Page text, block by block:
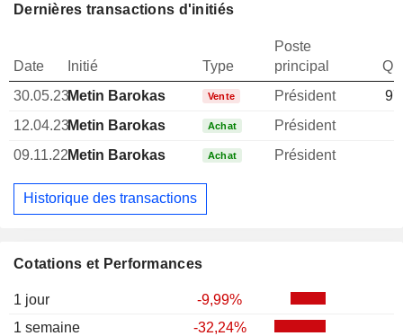
Cotations et Performances
1 jour
-9,99%
1 semaine
-32,24%
Dernières transactions d'initiés
Date Initié Type
Poste
principal
30.05.23Metin Barokas Vente Président
12.04.23Metin Barokas Achat Président
09.11.22Metin Barokas Achat Président
Historique des transactions